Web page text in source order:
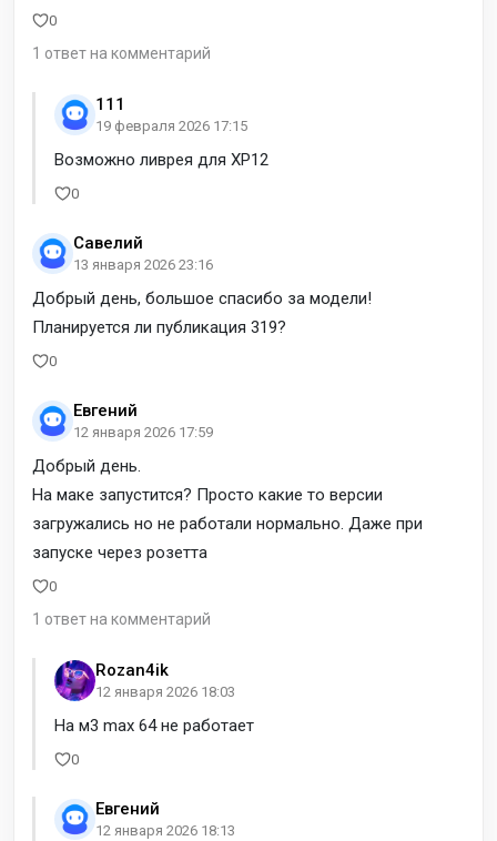
0
1 ответ на комментарий
111
19 февраля 2026 17:15
Возможно ливрея для XP12
0
Савелий
13 января 2026 23:16
Добрый день, большое спасибо за модели!
Планируется ли публикация 319?
0
Евгений
12 января 2026 17:59
Добрый день.
На маке запустится? Просто какие то версии
загружались но не работали нормально. Даже при
запуске через розетта
0
1 ответ на комментарий
Rozan4ik
12 января 2026 18:03
На м3 max 64 не работает
0
Евгений
12 января 2026 18:13